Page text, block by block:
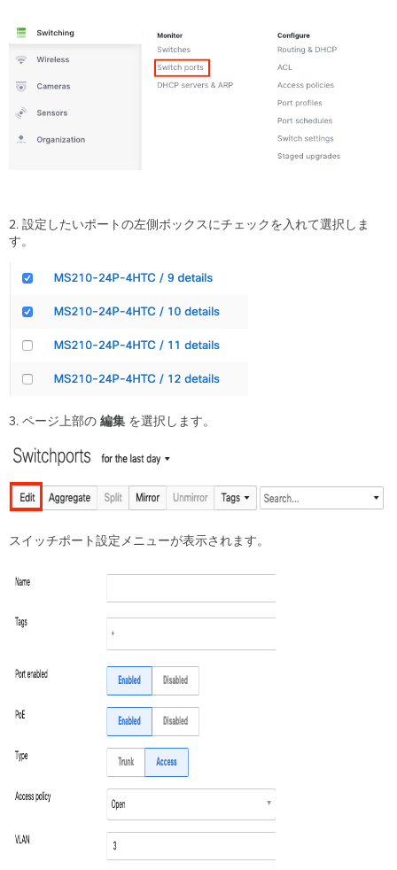
2. 設定したいポートの左側ボックスにチェックを入れて選択しま
す。
3. ページ上部の編集 を選択します。
スイッチポート設定メニューが表示されます。